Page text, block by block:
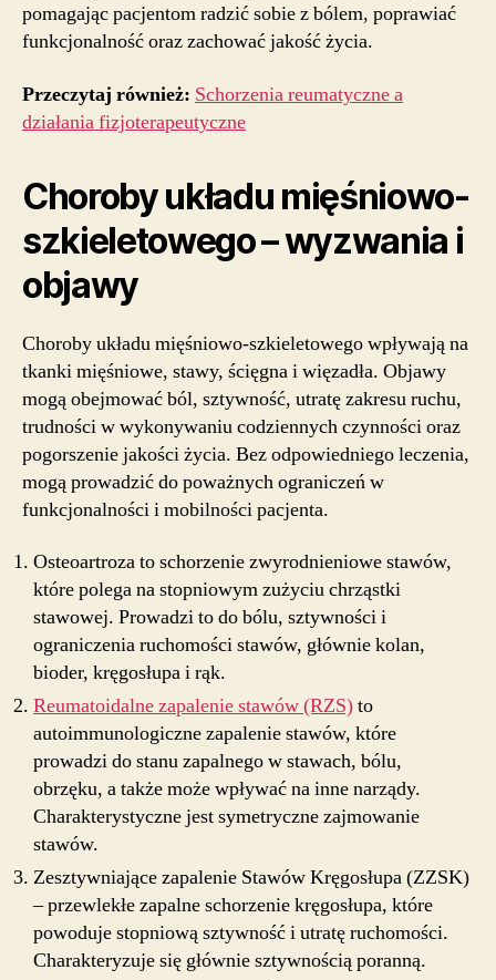
pomagając pacjentom radzić sobie z bólem, poprawiać
funkcjonalność oraz zachować jakość życia.
Przeczytaj również: Schorzenia reumatyczne a
działania fizjoterapeutyczne
Choroby układu mięśniowo-
szkieletowego – wyzwania i
objawy
Choroby układu mięśniowo-szkieletowego wpływają na
tkanki mięśniowe, stawy, ścięgna i więzadła. Objawy
mogą obejmować ból, sztywność, utratę zakresu ruchu,
trudności w wykonywaniu codziennych czynności oraz
pogorszenie jakości życia. Bez odpowiedniego leczenia,
mogą prowadzić do poważnych ograniczeń w
funkcjonalności i mobilności pacjenta.
Osteoartroza to schorzenie zwyrodnieniowe stawów,
które polega na stopniowym zużyciu chrząstki
stawowej. Prowadzi to do bólu, sztywności i
ograniczenia ruchomości stawów, głównie kolan,
bioder, kręgosłupa i rąk.
Reumatoidalne zapalenie stawów (RZS)to
autoimmunologiczne zapalenie stawów, które
prowadzi do stanu zapalnego w stawach, bólu,
obrzęku, a także może wpływać na inne narządy.
Charakterystyczne jest symetryczne zajmowanie
stawów.
Zesztywniające zapalenie Stawów Kręgosłupa (ZZSK)
– przewlekłe zapalne schorzenie kręgosłupa, które
powoduje stopniową sztywność i utratę ruchomości.
Charakteryzuje się głównie sztywnością poranną.